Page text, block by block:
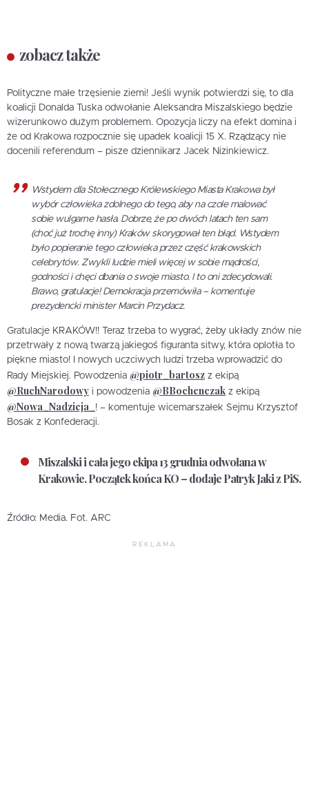
zobacz także
Polityczne małe trzęsienie ziemi! Jeśli wynik potwierdzi się, to dla
koalicji Donalda Tuska odwołanie Aleksandra Miszalskiego będzie
wizerunkowo dużym problemem. Opozycja liczy na efekt domina i
że od Krakowa rozpocznie się upadek koalicji 15 X. Rządzący nie
docenili referendum – pisze dziennikarz Jacek Nizinkiewicz.
Wstydem dla Stołecznego Królewskiego Miasta Krakowa był
wybór człowieka zdolnego do tego, aby na czole malować
sobie wulgarne hasła. Dobrze, że po dwóch latach ten sam
(choć już trochę inny) Kraków skorygował ten błąd. Wstydem
było popieranie tego człowieka przez część krakowskich
celebrytów. Zwykli ludzie mieli więcej w sobie mądrości,
godności i chęci dbania o swoje miasto. I to oni zdecydowali.
Brawo, gratulacje! Demokracja przemówiła – komentuje
prezydencki minister Marcin Przydacz.
Gratulacje KRAKÓW!! Teraz trzeba to wygrać, żeby układy znów nie
przetrwały z nową twarzą jakiegoś figuranta sitwy, która oplotła to
piękne miasto! I nowych uczciwych ludzi trzeba wprowadzić do
Rady Miejskiej. Powodzenia @piotr_bartosz z ekipą
@RuchNarodowy i powodzenia @BBochenczak z ekipą
@Nowa_Nadzieja_
! – komentuje wicemarszałek Sejmu Krzysztof
Bosak z Konfederacji.
Miszalski i cała jego ekipa 13 grudnia odwołana w
Krakowie. Początek końca KO – dodaje Patryk Jaki z PiS.
Źródło: Media. Fot. ARC
REKLAMA